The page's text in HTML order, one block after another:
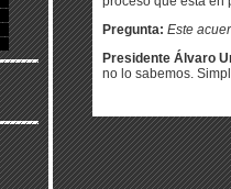
Pregunta: Este
Presidente Álvaro
no lo sabemos.